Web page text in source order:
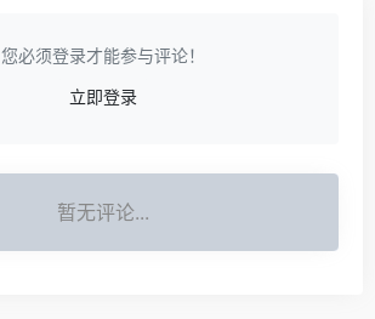
您必须登录才能参与评论！
立即登录
暂无评论...